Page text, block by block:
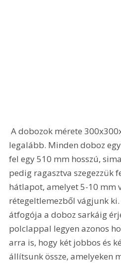
A dobozok mérete 300x300x300 mm legyen
legalább. Minden doboz
fel egy 510 mm hosszú,
pedig ragasztva szegezzük
hátlapot, amelyet 5-10 mm
rétegeltlemezből vágjunk
átfogója a doboz sarkáig
polclappal legyen azonos
arra is, hogy két jobbos és
állítsunk össze, amelyeken